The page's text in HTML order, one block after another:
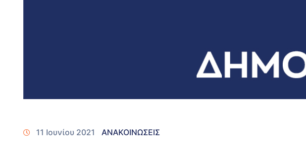
11 Ιουνίου 2021 ΑΝΑΚΟΙΝΩΣΕΙΣ